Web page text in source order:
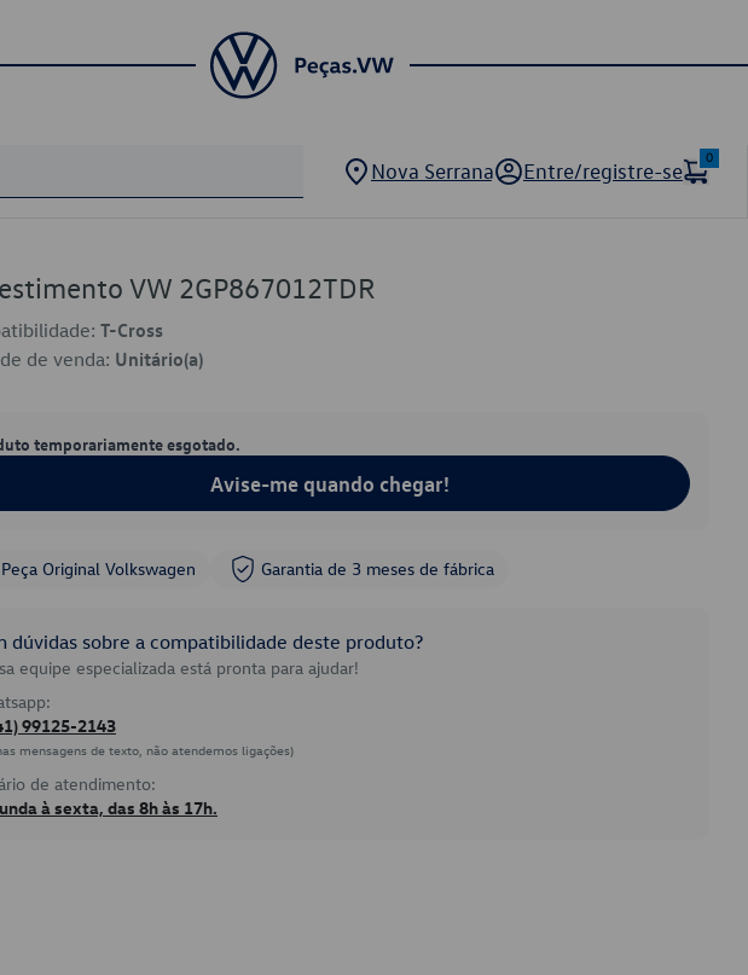
Nova Serrana Entre/registre-se
0
VW 2GP867012TDR
T-Cross
de venda: Unitário(a)
temporariamente esgotado.
Avise-me quando chegar!
Peça Original Volkswagen Garantia de 3 meses de fábrica
dúvidas sobre a compatibilidade deste produto?
equipe especializada está pronta para ajudar!
99125-2143
mensagens de texto, não atendemos ligações)
de atendimento:
à sexta, das 8h às 17h.